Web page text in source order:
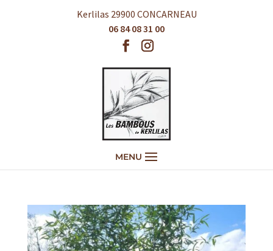
Kerlilas 29900 CONCARNEAU
06 84 08 31 00